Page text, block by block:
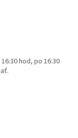
hod, po 16:30